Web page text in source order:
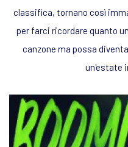
classifica, tornano così
per farci ricordare quanto
canzone ma possa
un'estate